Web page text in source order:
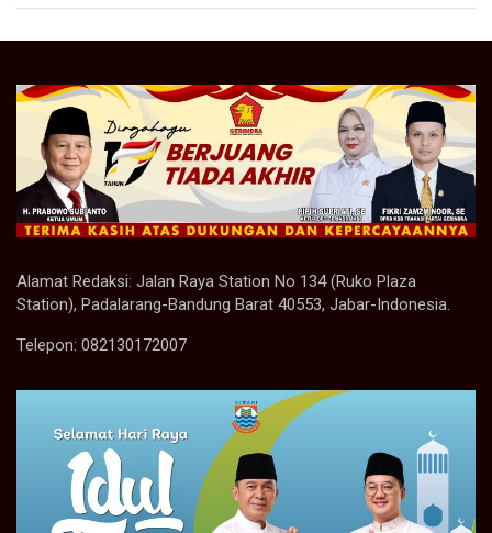
Alamat Redaksi: Jalan Raya Station No 134 (Ruko Plaza
Station), Padalarang-Bandung Barat 40553, Jabar-Indonesia.
Telepon: 082130172007